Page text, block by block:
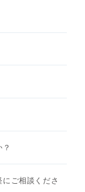
ご相談くださ